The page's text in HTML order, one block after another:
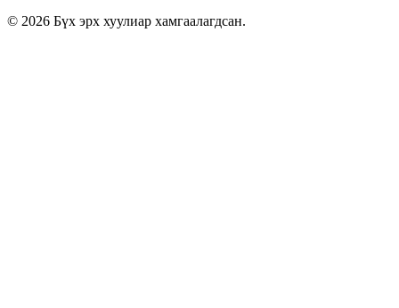
© 2026 Бүх эрх хуулиар хамгаалагдсан.